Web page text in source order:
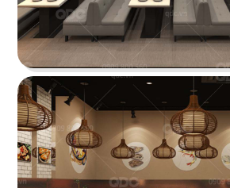
Chi tiết